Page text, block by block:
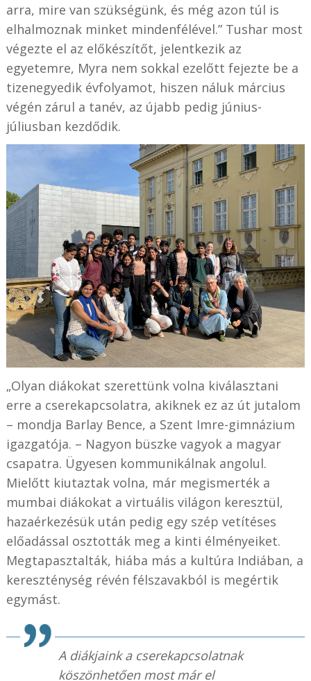
arra, mire van szükségünk, és még azon túl is
elhalmoznak minket mindenfélével.” Tushar most
végezte el az előkészítőt, jelentkezik az
egyetemre, Myra nem sokkal ezelőtt fejezte be a
tizenegyedik évfolyamot, hiszen náluk március
végén zárul a tanév, az újabb pedig június-
júliusban kezdődik.
„Olyan diákokat szerettünk volna kiválasztani
erre a cserekapcsolatra, akiknek ez az út jutalom
– mondja Barlay Bence, a Szent Imre-gimnázium
igazgatója. – Nagyon büszke vagyok a magyar
csapatra. Ügyesen kommunikálnak angolul.
Mielőtt kiutaztak volna, már megismerték a
mumbai diákokat a virtuális világon keresztül,
hazaérkezésük után pedig egy szép vetítéses
előadással osztották meg a kinti élményeiket.
Megtapasztalták, hiába más a kultúra Indiában, a
kereszténység révén félszavakból is megértik
egymást.
A diákjaink a cserekapcsolatnak
köszönhetően most már el